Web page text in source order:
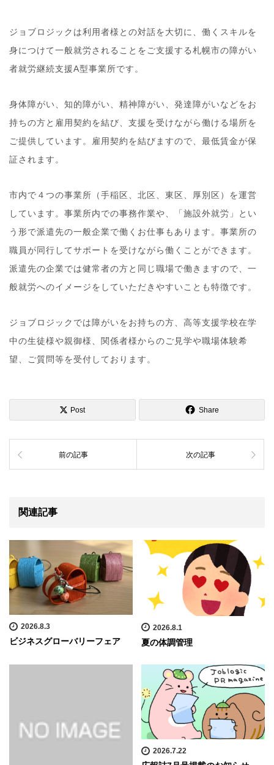
ジョブロジックは利用者様との対話を大切に、働くスキルを
身につけて一般就労されることをご支援する札幌市の障がい
者就労継続支援A型事業所です。
身体障がい、知的障がい、精神障がい、発達障がいなどをお
持ちの方と雇用契約を結び、支援を受けながら働ける場所を
ご提供しています。雇用契約を結びますので、最低賃金が保
証されます。
市内で４つの事業所（手稲区、北区、東区、厚別区）を運営
しています。事業所内での事務作業や、「施設外就労」とい
う形で派遣先の一般企業で働くお仕事もあります。事業所の
職員が同行してサポートを受けながら働くことができます。
派遣先の企業では健常者の方と同じ職場で働きますので、一
般就労へのイメージをしていただきやすいことも特徴です。
ジョブロジックでは障がいをお持ちの方、高等支援学校在学
中の生徒様や親御様、関係者様からのご見学や職場体験希
望、ご質問等を受付しております。
Post Share
前の記事 次の記事
関連記事
2026.8.3
ビジネスグローバリーフェア
2026.8.1
夏の体調管理
2026.7.22